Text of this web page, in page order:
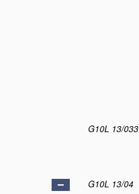
G10L 13/033
G10L 13/04